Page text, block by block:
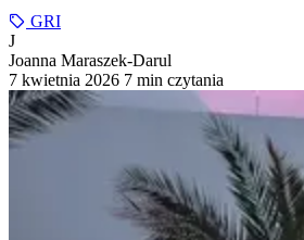
GRI
J
Joanna Maraszek-Darul
7 kwietnia 2026 7 min czytania